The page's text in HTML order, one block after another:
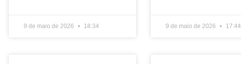
9 de maio de 2026 18:34 9 de maio de 2026 17:44